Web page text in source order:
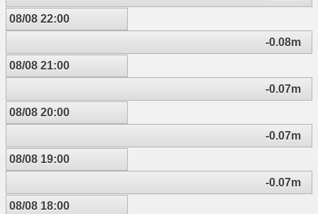
08/08 22:00
-0.08m
08/08 21:00
-0.07m
08/08 20:00
-0.07m
08/08 19:00
-0.07m
08/08 18:00